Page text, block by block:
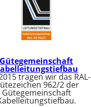
Gütegemeinschaft
tragen wir das RAL-
962/2 der
Gütegemeinschaft